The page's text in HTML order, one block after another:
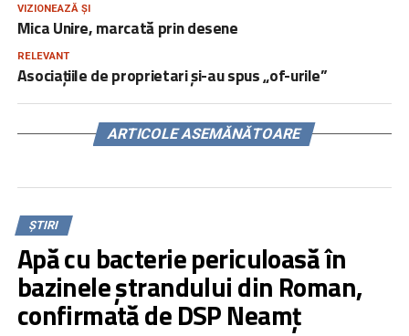
VIZIONEAZĂ ȘI
Mica Unire, marcată prin desene
RELEVANT
Asociațiile de proprietari și-au spus „of-urile”
ARTICOLE ASEMĂNĂTOARE
ȘTIRI
Apă cu bacterie periculoasă în
bazinele ștrandului din Roman,
confirmată de DSP Neamț